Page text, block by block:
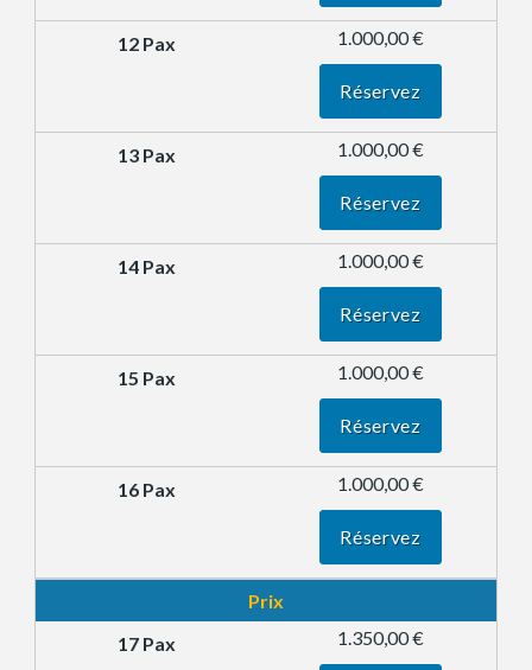
1.000,00 €
Réservez
1.000,00 €
Réservez
1.000,00 €
Réservez
1.000,00 €
Réservez
1.000,00 €
Réservez
Prix
1.350,00 €